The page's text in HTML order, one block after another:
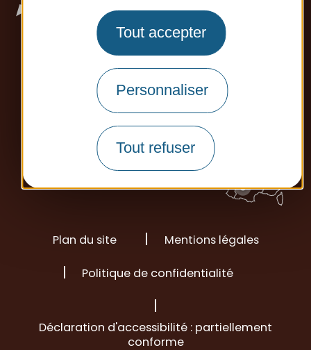
Tout accepter
Personnaliser
Tout refuser
Plan du site Mentions légales
Politique de confidentialité
Déclaration d'accessibilité : partiellement
conforme